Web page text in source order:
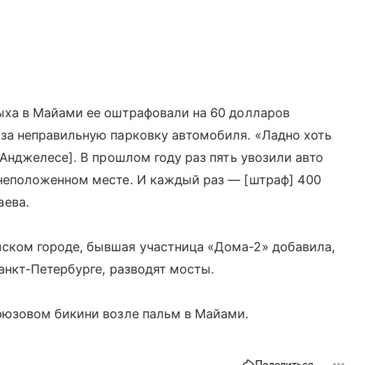
в Майами ее оштрафовали на 60 долларов
неправильную парковку автомобиля. «Ладно хоть
В прошлом году раз пять увозили авто
неположенном месте. И каждый раз — [штраф] 400
городе, бывшая участница «Дома-2» добавила,
Петербурге, разводят мосты.
бикини возле пальм в Майами.